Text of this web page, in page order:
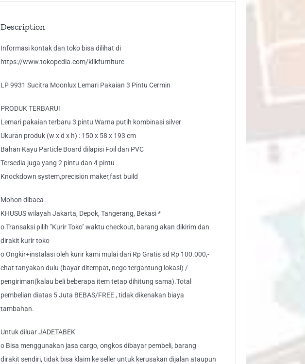
Pintu
Description
Informasi kontak dan toko bisa dilihat di
https://www.tokopedia.com/klikfurniture
LP 9931 Sucitra Moonlux Lemari Pakaian 3 Pintu Cermin
PRODUK TERBARU!
Lemari pakaian terbaru 3 pintu Warna putih kombinasi silver
Ukuran produk (w x d x h) : 150 x 58 x 193 cm
Bahan Kayu Particle Board dilapisi Foil dan PVC
Tersedia juga yang 2 pintu dan 4 pintu
Knockdown system,precision maker,fast build
Mohon dibaca :
KHUSUS wilayah Jakarta, Depok, Tangerang, Bekasi *
o Transaksi pilih "Kurir Toko" waktu checkout, barang akan dikirim dan
dirakit kurir toko
o Ongkir+instalasi oleh kurir kami mulai dari Rp Gratis sd Rp 100.000,-
chat tanyakan dulu (bayar ditempat, nego tergantung lokasi) /
pengiriman(kalau beli beberapa item tetap dihitung sama).Total
pembelian diatas 5 Juta BEBAS/FREE , tidak dikenakan biaya
tambahan.
Untuk diluar JADETABEK
o Bisa menggunakan jasa cargo, ongkos dibayar pembeli, barang
dirakit sendiri, tidak bisa klaim ke seller untuk kerusakan dijalan ataupun